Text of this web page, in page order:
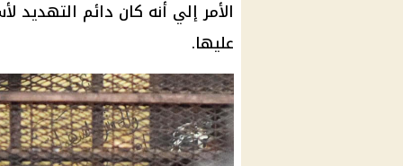
الأمر إلي أنه كان دائم التهديد
عليها.